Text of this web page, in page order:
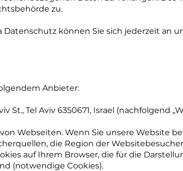
zu.
können Sie sich jederzeit an
Anbieter:
Tel Aviv 6350671, Israel (nachfolgend
Webseiten. Wenn Sie unsere Website
die Region der
auf Ihrem Browser, die für die
(notwendige Cookies).